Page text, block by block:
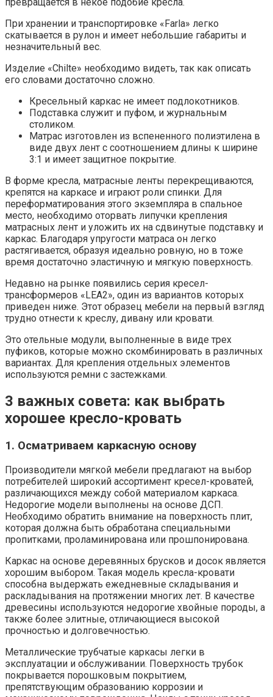
При хранении и транспортировке «Farla» легко
скатывается в рулон и имеет небольшие габариты и
незначительный вес.
Изделие «Chilte» необходимо видеть, так как описать
его словами достаточно сложно.
Кресельный каркас не имеет подлокотников.
Подставка служит и пуфом, и журнальным
столиком.
Матрас изготовлен из вспененного полиэтилена в
виде двух лент с соотношением длины к ширине
3:1 и имеет защитное покрытие.
В форме кресла, матрасные ленты перекрещиваются,
крепятся на каркасе и играют роли спинки. Для
переформатирования этого экземпляра в спальное
место, необходимо оторвать липучки крепления
матрасных лент и уложить их на сдвинутые подставку и
каркас. Благодаря упругости матраса он легко
растягивается, образуя идеально ровную, но в тоже
время достаточно эластичную и мягкую поверхность.
Недавно на рынке появились серия кресел-
трансформеров «LEA2», один из вариантов которых
приведен ниже. Этот образец мебели на первый взгляд
трудно отнести к креслу, дивану или кровати.
Это отельные модули, выполненные в виде трех
пуфиков, которые можно скомбинировать в различных
вариантах. Для крепления отдельных элементов
используются ремни с застежками.
3 важных совета: как выбрать
хорошее кресло-кровать
1. Осматриваем каркасную основу
Производители мягкой мебели предлагают на выбор
потребителей широкий ассортимент кресел-кроватей,
различающихся между собой материалом каркаса.
Недорогие модели выполнены на основе ДСП.
Необходимо обратить внимание на поверхность плит,
которая должна быть обработана специальными
пропитками, проламинирована или прошпонирована.
Каркас на основе деревянных брусков и досок является
хорошим выбором. Такая модель кресла-кровати
способна выдержать ежедневные складывания и
раскладывания на протяжении многих лет. В качестве
древесины используются недорогие хвойные породы, а
также более элитные, отличающиеся высокой
прочностью и долговечностью.
Металлические трубчатые каркасы легки в
эксплуатации и обслуживании. Поверхность трубок
покрывается порошковым покрытием,
препятствующим образованию коррозии и